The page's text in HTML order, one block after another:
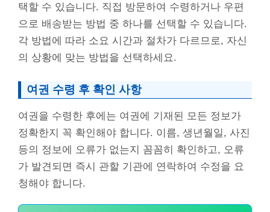
택할 수 있습니다. 직접 방문하여 수령하거나 우편
으로 배송받는 방법 중 하나를 선택할 수 있습니다.
각 방법에 따라 소요 시간과 절차가 다르므로, 자신
의 상황에 맞는 방법을 선택하세요.
여권 수령 후 확인 사항
여권을 수령한 후에는 여권에 기재된 모든 정보가
정확한지 꼭 확인해야 합니다. 이름, 생년월일, 사진
등의 정보에 오류가 없는지 꼼꼼히 확인하고, 오류
가 발견되면 즉시 관할 기관에 연락하여 수정을 요
청해야 합니다.